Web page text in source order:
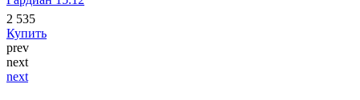
2 535
Купить
prev
next
next